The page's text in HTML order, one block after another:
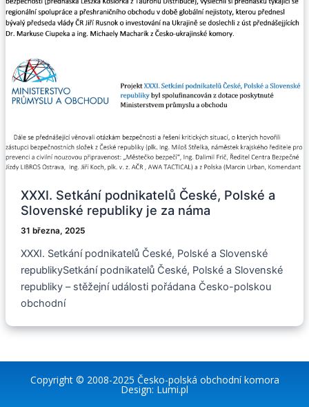
XXXI. Setkání podnikatelů České, Polské a
Slovenské republiky je za náma
31 března, 2025
XXXI. Setkání podnikatelů České, Polské a Slovenské
republikySetkání podnikatelů České, Polské a Slovenské
republiky – stěžejní události pořádana Česko-polskou
obchodní
Copyright © 2008-2025 Česko-polská obchodní komora
Design: Lumi.pl